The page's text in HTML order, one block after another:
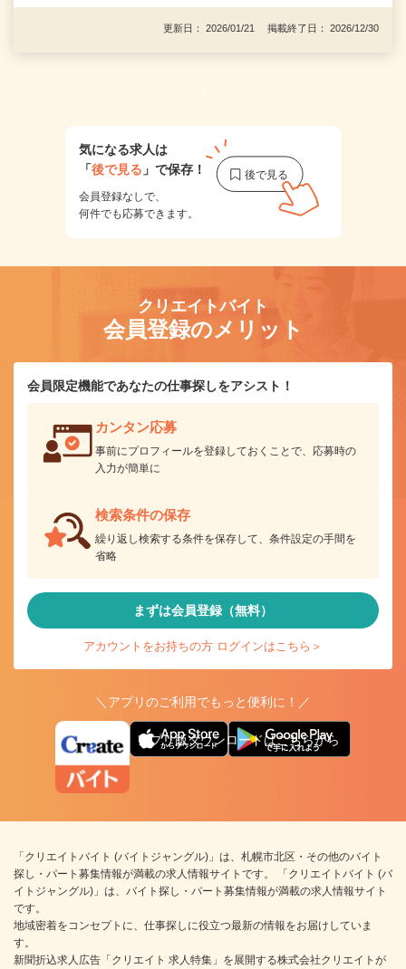
更新日： 2026/01/21 掲載終了日： 2026/12/30
1
気になる求人は
「後で見る 」で保存！
会員登録なしで、
何件でも応募できます。
クリエイトバイト
会員登録のメリット
会員限定機能であなたの仕事探しをアシスト！
カンタン応募
事前にプロフィールを登録しておくことで、応募時の
入力が簡単に
検索条件の保存
繰り返し検索する条件を保存して、条件設定の手間を
省略
まずは会員登録（無料）
アカウントをお持ちの方 ログインはこちら＞
＼アプリのご利用でもっと便利に！／
アプリ版ダウンロードはこちらから
「クリエイトバイト (バイトジャングル)」は、札幌市北区・その他のバイト
探し・パート募集情報が満載の求人情報サイトです。 「クリエイトバイト (バ
イトジャングル)」は、バイト探し・パート募集情報が満載の求人情報サイト
です。
地域密着をコンセプトに、仕事探しに役立つ最新の情報をお届けしていま
す。
新聞折込求人広告「クリエイト 求人特集」を展開する株式会社クリエイトが